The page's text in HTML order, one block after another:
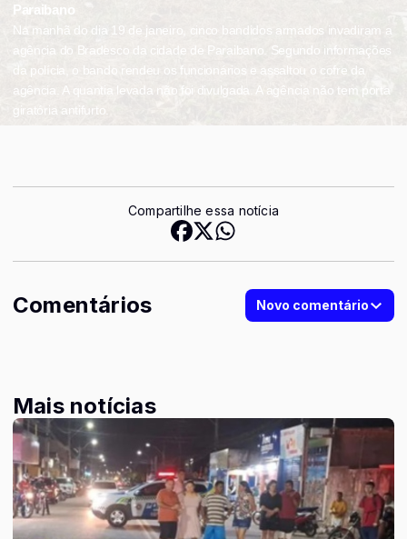
Paraibano
Na manhã do dia 19 de janeiro, cinco bandidos armados invadiram a
agência do Bradesco da cidade de Paraibano. Segundo informações
da polícia, o bando rendeu os funcionários e assaltou o cofre da
agência. A quantia levada não foi divulgada. A agência não tem porta
giratória antifurto.
Compartilhe essa notícia
Comentários Novo comentário
Mais notícias